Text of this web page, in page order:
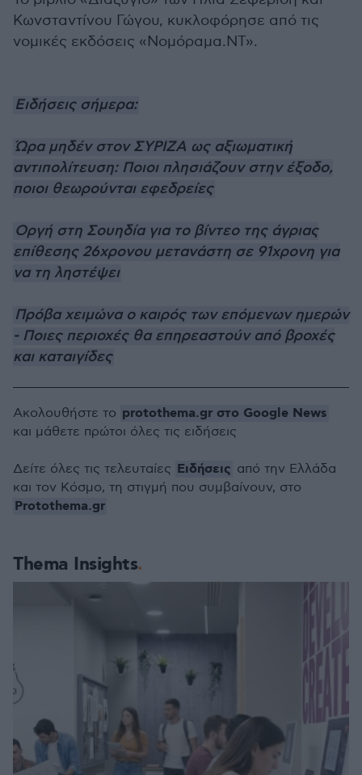
Κωνσταντίνου Γώγου, κυκλοφόρησε από τις
νομικές εκδόσεις «Νομόραμα.ΝΤ».
Ειδήσεις σήμερα:
Ώρα μηδέν στον ΣΥΡΙΖΑ ως αξιωματική
αντιπολίτευση: Ποιοι πλησιάζουν στην έξοδο,
ποιοι θεωρούνται εφεδρείες
Οργή στη Σουηδία για το βίντεο της άγριας
επίθεσης 26χρονου μετανάστη σε 91χρονη για
να τη ληστέψει
Πρόβα χειμώνα ο καιρός των επόμενων ημερών
- Ποιες περιοχές θα επηρεαστούν από βροχές
και καταιγίδες
Thema Insights
Ακολουθήστε το protothema.gr στο Google News
και μάθετε πρώτοι όλες τις ειδήσεις
Δείτε όλες τις τελευταίες Ειδήσεις από την Ελλάδα
και τον Κόσμο, τη στιγμή που συμβαίνουν, στο
Protothema.gr